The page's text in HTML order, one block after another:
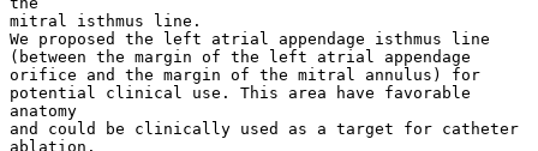
mitral isthmus line.
We proposed the left atrial appendage isthmus line
(between the margin of the left atrial appendage
orifice and the margin of the mitral annulus) for
potential clinical use. This area have favorable
anatomy
and could be clinically used as a target for catheter
ablation.